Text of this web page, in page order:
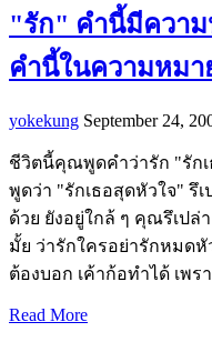
"รัก" คำนี้มีความ
คำนี้ในความหม
yokekung September 24,
ชีวิตนี้คุณพูดคำว่ารัก "รัก
พูดว่า "รักเธอสุดหัวใจ"
ด้วย ยังอยู่ใกล้ ๆ คุณรึเปล่
มั้ย ว่ารักใครอย่ารักหมดหั
ต้องบอก เค้าก้อทำได้ เพร
Read More